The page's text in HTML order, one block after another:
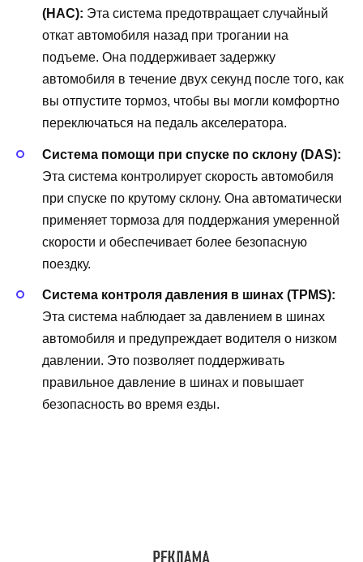
(HAC): Эта система предотвращает случайный
откат автомобиля назад при трогании на
подъеме. Она поддерживает задержку
автомобиля в течение двух секунд после того, как
вы отпустите тормоз, чтобы вы могли комфортно
переключаться на педаль акселератора.
Система помощи при спуске по склону (DAS):
Эта система контролирует скорость автомобиля
при спуске по крутому склону. Она автоматически
применяет тормоза для поддержания умеренной
скорости и обеспечивает более безопасную
поездку.
Система контроля давления в шинах (TPMS):
Эта система наблюдает за давлением в шинах
автомобиля и предупреждает водителя о низком
давлении. Это позволяет поддерживать
правильное давление в шинах и повышает
безопасность во время езды.